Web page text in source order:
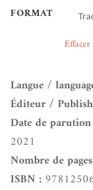
FORMAT
Langue /
Éditeur /
Date de
2021
Nombre de
ISBN :